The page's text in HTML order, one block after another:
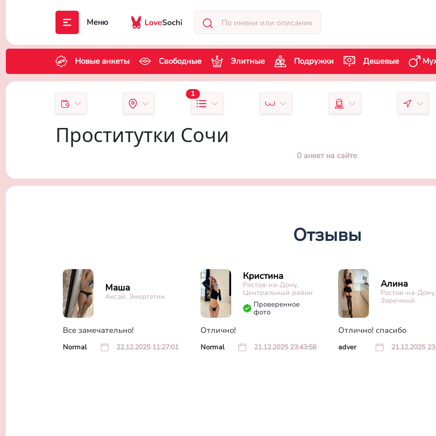
Меню
Новые анкеты Свободные Элитные Подружки Дешевые
1
Проститутки Сочи
0 анкет на сайте
Отзывы
Маша
Аксай, Энергетик
Все замечательно!
Normal 22.12.2025 11:27:01
Кристина
Ростов-на-Дону,
Центральный район
Проверенное
фото
Отлично!
Normal 21.12.2025 23:43:58
Алина
Ростов-на-Дону,
Заречный
Отлично! спасибо
adver 21.12.2025